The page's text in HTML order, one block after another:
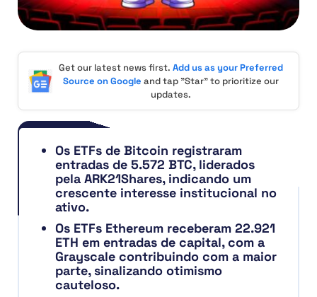
Get our latest news first. Add us as your Preferred
Source on Google and tap "Star" to prioritize our
updates.
Os ETFs de Bitcoin registraram
entradas de 5.572 BTC, liderados
pela ARK21Shares, indicando um
crescente interesse institucional no
ativo.
Os ETFs Ethereum receberam 22.921
ETH em entradas de capital, com a
Grayscale contribuindo com a maior
parte, sinalizando otimismo
cauteloso.